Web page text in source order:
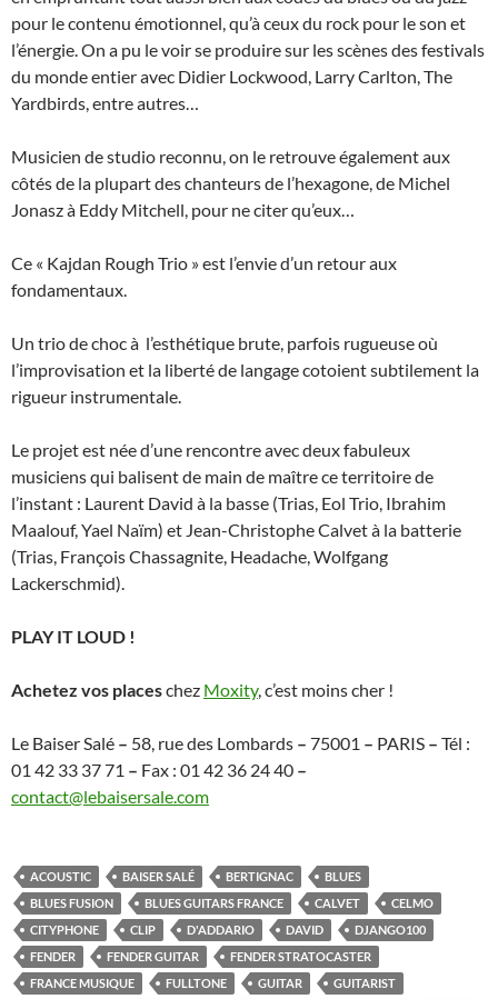
pour le contenu émotionnel, qu’à ceux du rock pour le son et
l’énergie. On a pu le voir se produire sur les scènes des festivals
du monde entier avec Didier Lockwood, Larry Carlton, The
Yardbirds, entre autres…
Musicien de studio reconnu, on le retrouve également aux
côtés de la plupart des chanteurs de l’hexagone, de Michel
Jonasz à Eddy Mitchell, pour ne citer qu’eux…
Ce « Kajdan Rough Trio » est l’envie d’un retour aux
fondamentaux.
Un trio de choc à l’esthétique brute, parfois rugueuse où
l’improvisation et la liberté de langage cotoient subtilement la
rigueur instrumentale.
Le projet est née d’une rencontre avec deux fabuleux
musiciens qui balisent de main de maître ce territoire de
l’instant : Laurent David à la basse (Trias, Eol Trio, Ibrahim
Maalouf, Yael Naïm) et Jean-Christophe Calvet à la batterie
(Trias, François Chassagnite, Headache, Wolfgang
Lackerschmid).
PLAY IT LOUD !
Achetez vos placeschez Moxity, c’est moins cher !
Le Baiser Salé – 58, rue des Lombards – 75001 – PARIS – Tél :
01 42 33 37 71 – Fax : 01 42 36 24 40 –
contact@lebaisersale.com
ACOUSTIC BAISER SALÉ BERTIGNAC
BLUES
BLUES FUSION
BLUES GUITARS FRANCE CALVET
CELMO
CITYPHONE
CLIP D'ADDARIO DAVID
DJANGO100
FENDER
FENDER GUITAR
FENDER STRATOCASTER
FRANCE MUSIQUE
FULLTONE GUITAR
GUITARIST